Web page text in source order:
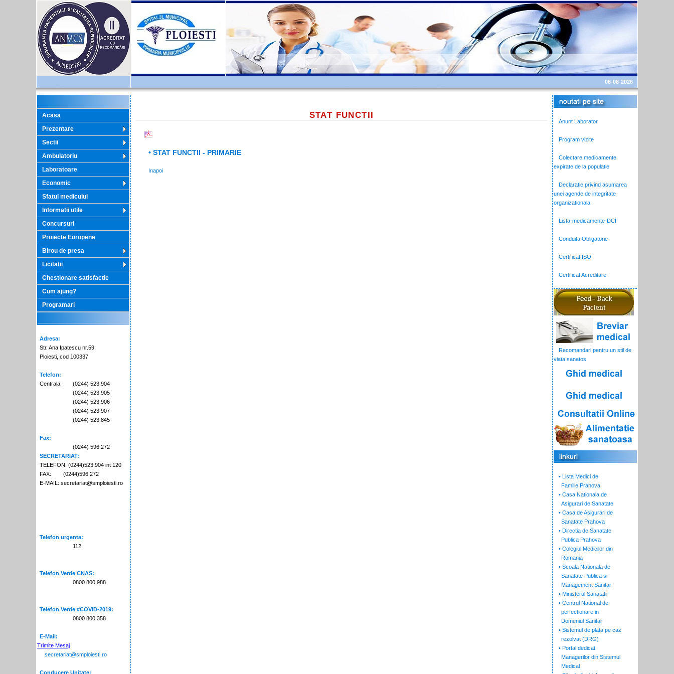
06-08-2026
Acasa
Prezentare
Sectii
Ambulatoriu
Laboratoare
Economic
Sfatul medicului
Informatii utile
Concursuri
Proiecte Europene
Birou de presa
Licitatii
Chestionare satisfactie
Cum ajung?
Programari
Adresa:
Str. Ana Ipatescu nr.59,
Ploiesti, cod 100337
Telefon:
Centrala:
(0244) 523.904
(0244) 523.905
(0244) 523.906
(0244) 523.907
(0244) 523.845
Fax:
(0244) 596.272
SECRETARIAT:
TELEFON: (0244)523.904 int 120
FAX: (0244)596.272
E-MAIL: secretariat@smploiesti.ro
Telefon urgenta:
112
Telefon Verde CNAS:
0800 800 988
Telefon Verde #COVID-2019:
0800 800 358
E-Mail:
Trimite Mesaj
secretariat@smploiesti.ro
Conducere Unitate:
STAT FUNCTII
• STAT FUNCTII - PRIMARIE
Inapoi
Anunt Laborator
Program vizite
Colectare medicamente
expirate de la populatie
Declaratie privind asumarea
unei agende de integritate
organizationala
Lista-medicamente-DCI
Conduita Obligatorie
Certificat ISO
Certificat Acreditare
Recomandari pentru un stil de
viata sanatos
• Lista Medici de
Familie Prahova
• Casa Nationala de
Asigurari de Sanatate
• Casa de Asigurari de
Sanatate Prahova
• Directia de Sanatate
Publica Prahova
• Colegiul Medicilor din
Romania
• Scoala Nationala de
Sanatate Publica si
Management Sanitar
• Ministerul Sanatatii
• Centrul National de
perfectionare in
Domeniul Sanitar
• Sistemul de plata pe caz
rezolvat (DRG)
• Portal dedicat
Managerilor din Sistemul
Medical